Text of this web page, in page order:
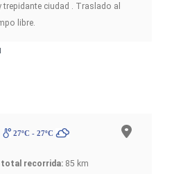
trepidante ciudad . Traslado al
libre.
27ºC - 27ºC
total recorrida: 85 km